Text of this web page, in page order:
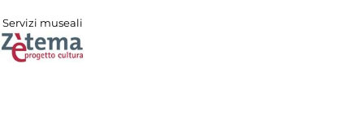
Servizi museali